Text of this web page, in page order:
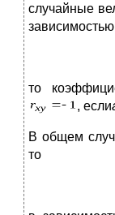
случайные
зависимостью
то
, если
В общем
то